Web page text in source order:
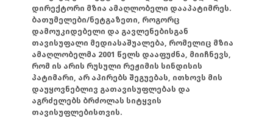
დირექტორი მზია ამაღლობელი დააპატიმრეს.
ბათუმელები/ნეტგაზეთი, როგორც
დამოუკიდებელი და გავლენებისგან
თავისუფალი მედიასაშუალება, რომელიც მზია
ამაღლობელმა 2001 წელს დააფუძნა, მიიჩნევს,
რომ ის არის რუსული რეჟიმის სინდისის
პატიმარი, არ აპირებს შეგუებას, ითხოვს მის
დაუყოვნებლივ გათავისუფლებას და
აგრძელებს ბრძოლას სიტყვის
თავისუფლებისთვის.